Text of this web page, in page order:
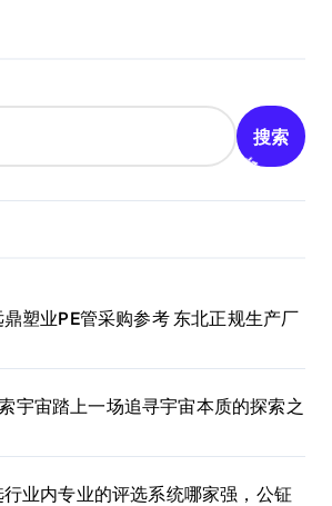
搜索
塑业PE管采购参考 东北正规生产厂
宇宙踏上一场追寻宇宙本质的探索之
业内专业的评选系统哪家强，公钲